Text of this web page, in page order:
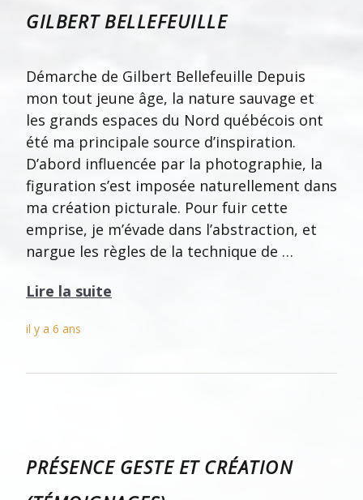
GILBERT BELLEFEUILLE
Démarche de Gilbert Bellefeuille Depuis
mon tout jeune âge, la nature sauvage et
les grands espaces du Nord québécois ont
été ma principale source d’inspiration.
D’abord influencée par la photographie, la
figuration s’est imposée naturellement dans
ma création picturale. Pour fuir cette
emprise, je m’évade dans l’abstraction, et
nargue les règles de la technique de …
Lire la suite
il y a 6 ans
PRÉSENCE GESTE ET CRÉATION